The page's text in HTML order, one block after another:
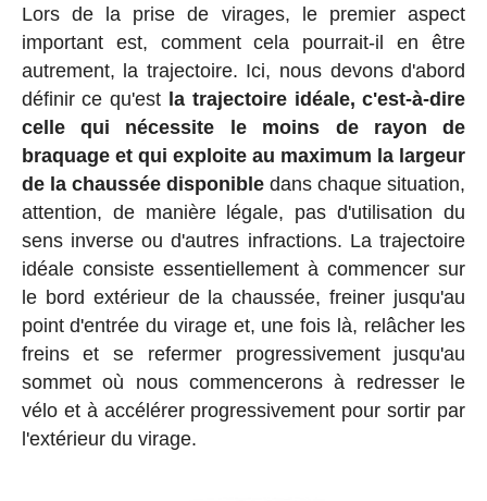
Lors de la prise de virages, le premier aspect
important est, comment cela pourrait-il en être
autrement, la trajectoire. Ici, nous devons d'abord
définir ce qu'est la trajectoire idéale, c'est-à-dire
celle qui nécessite le moins de rayon de
braquage et qui exploite au maximum la largeur
de la chaussée disponibledans chaque situation,
attention, de manière légale, pas d'utilisation du
sens inverse ou d'autres infractions. La trajectoire
idéale consiste essentiellement à commencer sur
le bord extérieur de la chaussée, freiner jusqu'au
point d'entrée du virage et, une fois là, relâcher les
freins et se refermer progressivement jusqu'au
sommet où nous commencerons à redresser le
vélo et à accélérer progressivement pour sortir par
l'extérieur du virage.